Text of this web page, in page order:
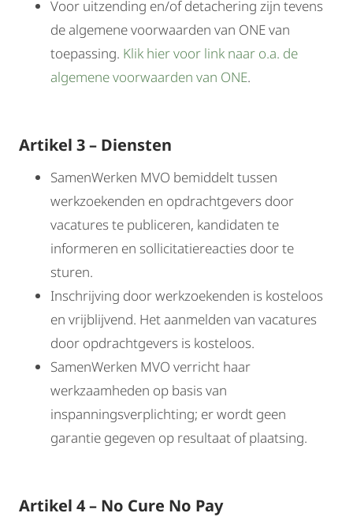
Voor uitzending en/of detachering zijn tevens
de algemene voorwaarden van ONE van
toepassing. Klik hier voor link naar o.a. de
algemene voorwaarden van ONE.
Artikel 3 – Diensten
SamenWerken MVO bemiddelt tussen
werkzoekenden en opdrachtgevers door
vacatures te publiceren, kandidaten te
informeren en sollicitatiereacties door te
sturen.
Inschrijving door werkzoekenden is kosteloos
en vrijblijvend. Het aanmelden van vacatures
door opdrachtgevers is kosteloos.
SamenWerken MVO verricht haar
werkzaamheden op basis van
inspanningsverplichting; er wordt geen
garantie gegeven op resultaat of plaatsing.
Artikel 4 – No Cure No Pay